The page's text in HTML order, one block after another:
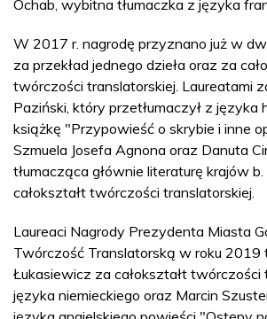
Ochab, wybitna tłumaczka z języka
W 2017 r. nagrodę przyznano już w
za przekład jednego dzieła oraz za
twórczości translatorskiej. Laureatami
Paziński, który przetłumaczył z języka
książkę "Przypowieść o skrybie i inne
Szmuela Josefa Agnona oraz Danuta
tłumacząca głównie literaturę krajów b.
całokształt twórczości translatorskiej.
Laureaci Nagrody Prezydenta Miasta
Twórczość Translatorską w roku 2019
Łukasiewicz za całokształt twórczości
języka niemieckiego oraz Marcin